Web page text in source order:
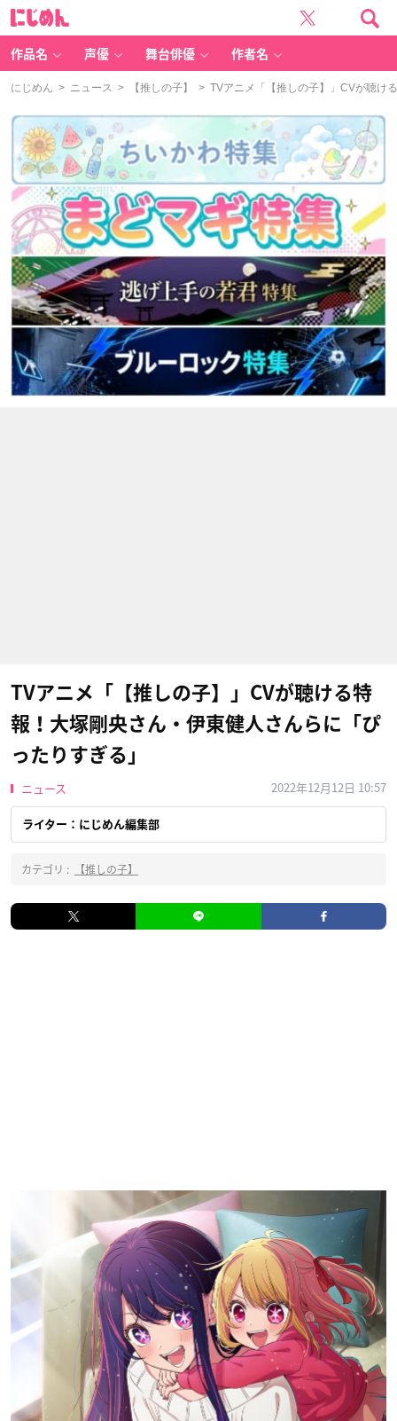
作品名 声優 舞台俳優 作者名
にじめん > ニュース > 【推しの子】 > TVアニメ「【推しの子】」CVが聴け
TVアニメ「【推しの子】」CVが聴ける特
報！大塚剛央さん・伊東健人さんらに「ぴ
ったりすぎる」
ニュース 2022年12月12日 10:57
ライター：にじめん編集部
カテゴリ : 【推しの子】